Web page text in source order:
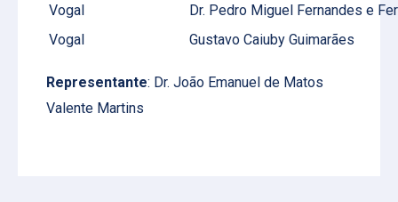
Vogal
Dr. Pedro Miguel Fernandes e
Vogal
Gustavo Caiuby Guimarães
Representante: Dr. João Emanuel de Matos
Valente Martins